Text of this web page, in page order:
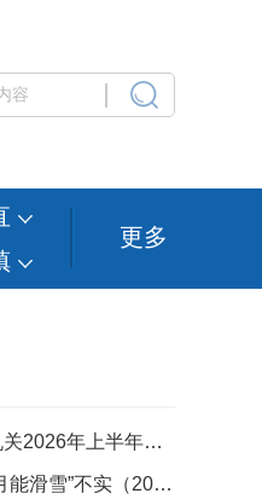
更多
全县纪检监察机关2026年上半年工作总结调度会暨“三化”建设年行动再集中抓两年推进会召开
“新疆阿勒泰八月能滑雪”不实（2026·08·07）